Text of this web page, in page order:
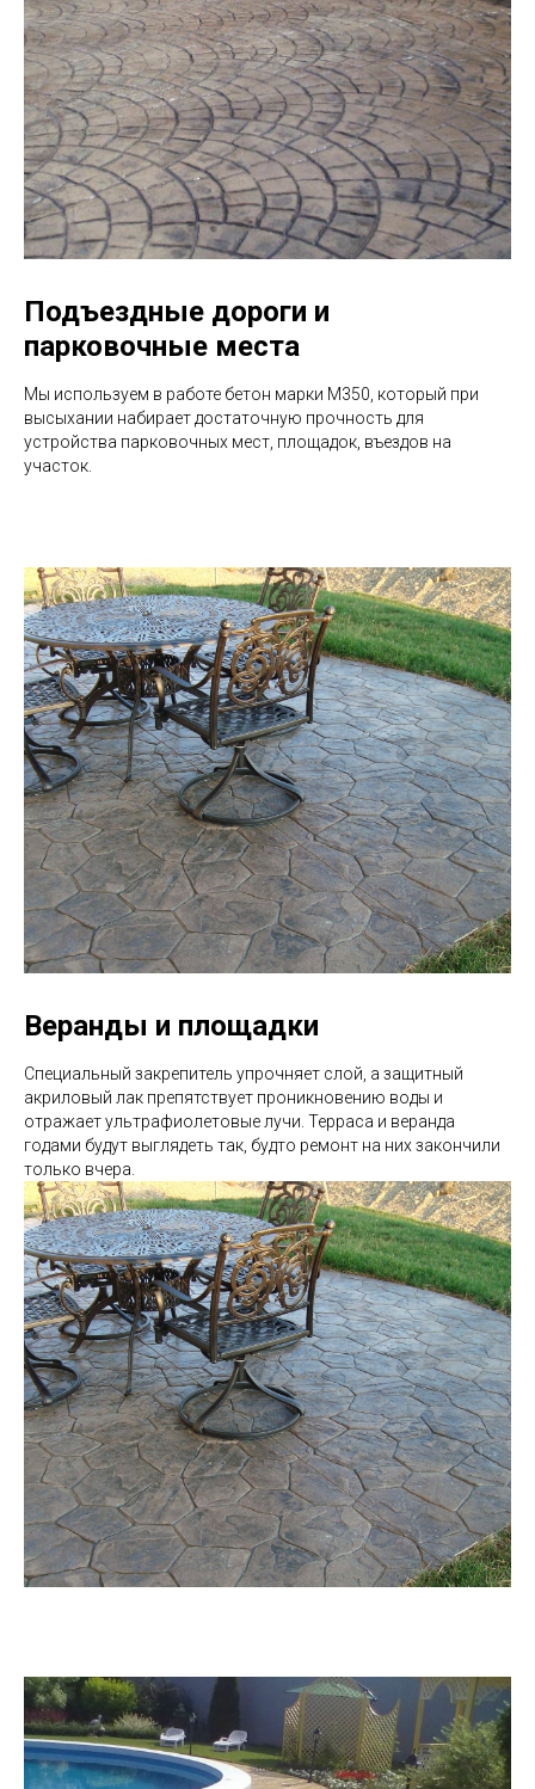
Подъездные дороги и
парковочные места
Мы используем в работе бетон марки М350, который при
высыхании набирает достаточную прочность для
устройства парковочных мест, площадок, въездов на
участок.
Веранды и площадки
Специальный закрепитель упрочняет слой, а защитный
акриловый лак препятствует проникновению воды и
отражает ультрафиолетовые лучи. Терраса и веранда
годами будут выглядеть так, будто ремонт на них закончили
только вчера.